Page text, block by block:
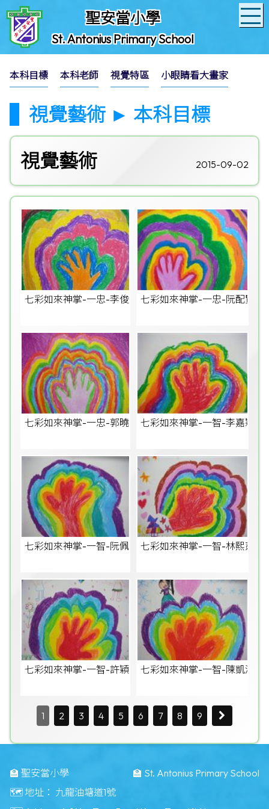
聖安當小學
St. Antonius Primary School
本科目標 本科老師 視覺特區 小眼睛看大畫家
視覺藝術 ► 本科目標
視覺藝術
2015-09-02
七彩如來神掌-一忠-李俊熙 七彩如來神掌-一忠-阮配賢
七彩如來神掌-一忠-郭曉恩 七彩如來神掌-一智-李嘉穎
七彩如來神掌-一智-阮佩儀 七彩如來神掌-一智-林熙莛
七彩如來神掌-一智-許穎恆 七彩如來神掌-一智-陳凱淇
1 2 3 4 5 6 7 8 9
🏫 聖安當小學
🏫 St. Antonius Primary School
🗺️ 地址： 九龍油塘道1號